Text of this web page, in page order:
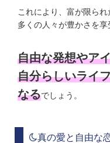
これにより、富が限ら
多くの人々が豊かさを享
自由な発想やア
自分らしいライ
なるでしょう。
真の愛と自由な